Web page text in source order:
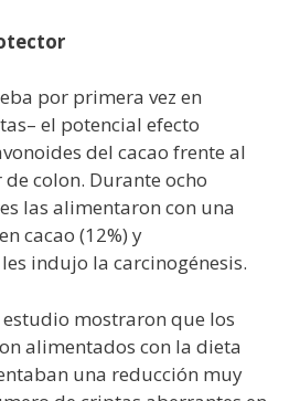
por primera vez en
el potencial efecto
del cacao frente al
colon. Durante ocho
las alimentaron con una
cacao (12%) y
indujo la carcinogénesis.
mostraron que los
alimentados con la dieta
una reducción muy